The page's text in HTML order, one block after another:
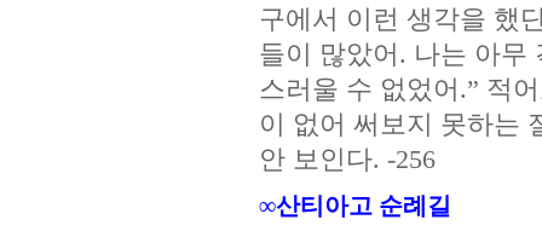
구에서 이런 생각을 했
들이 많았어. 나는 아무
스러울 수 없었어.” 적
이 없어 써보지 못하는
안 보인다. -256
∞산티아고 순례길